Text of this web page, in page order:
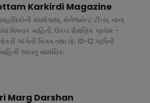
Karkirdi Magazine
સંઘર્ષગાથા, મેનેજમેન્ટ ટીપ્સ, નાના
વિષયક માહિતી, ઉચ્ચ શૈક્ષણિક પ્રવેશ -
અંગેની વિગત તથા ધો. 10-12 પછીની
માહિતી આપતું સામયિક.
Marg Darshan